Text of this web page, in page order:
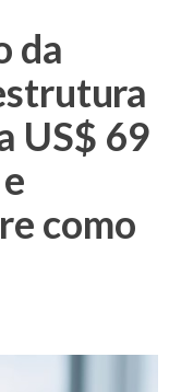
da
US$ 69
como